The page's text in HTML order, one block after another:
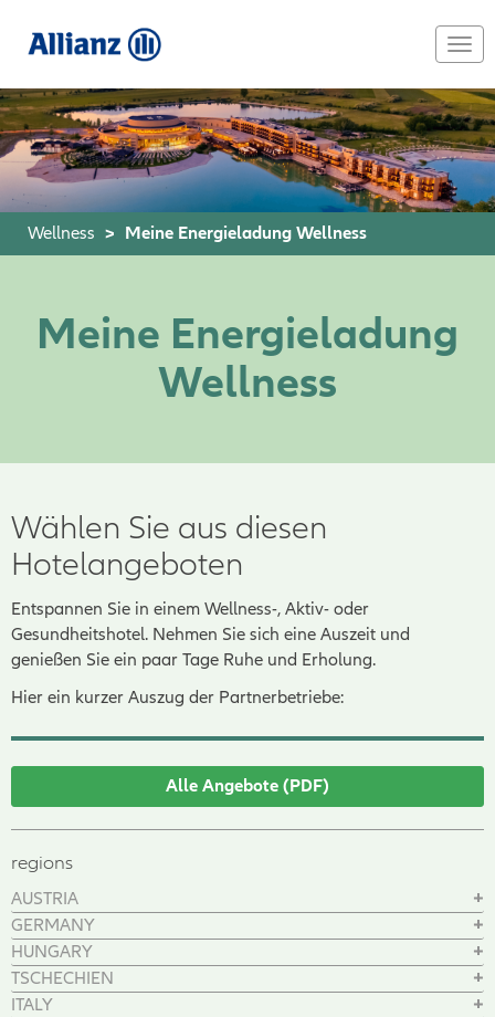
content
Wellness Meine Energieladung Wellness
Meine Energieladung
Wellness
Wählen Sie aus diesen
Hotelangeboten
Entspannen Sie in einem Wellness-, Aktiv- oder
Gesundheitshotel. Nehmen Sie sich eine Auszeit und
genießen Sie ein paar Tage Ruhe und Erholung.
Hier ein kurzer Auszug der Partnerbetriebe:
Alle Angebote (PDF)
regions
AUSTRIA
GERMANY
HUNGARY
TSCHECHIEN
ITALY